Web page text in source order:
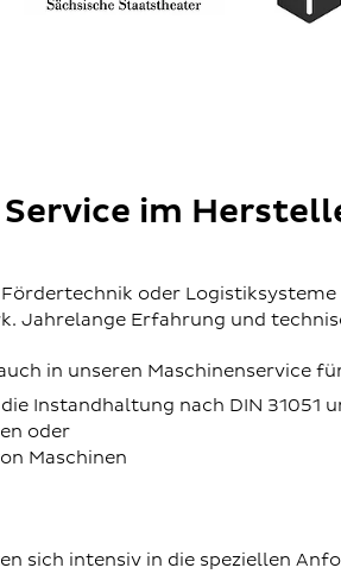
Service im
Fördertechnik oder
Jahrelange Erfahrung und
in unseren Maschinenservice
Instandhaltung nach DIN 31051
oder
Maschinen
sich intensiv in die speziellen